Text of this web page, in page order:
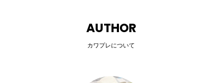
AUTHOR
カワプレについて